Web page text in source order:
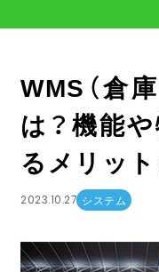
導入事例
課題から探す
COOOLa WES
予測・最適化ソリュー
WMS（倉
は？機能
るメリッ
2023.10.27 システム